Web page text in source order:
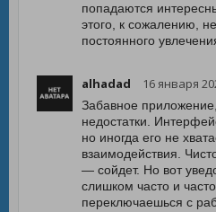
попадаются
этого, к сожалению,
постоянного
alhadad 16 января
Забавное
недостатки.
но иногда его не
взаимодействия.
— сойдет. Но вот
слишком часто и
переключаешься с